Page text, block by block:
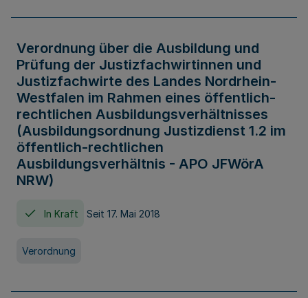
Verordnung über die Ausbildung und
Prüfung der Justizfachwirtinnen und
Justizfachwirte des Landes Nordrhein-
Westfalen im Rahmen eines öffentlich-
rechtlichen Ausbildungsverhältnisses
(Ausbildungsordnung Justizdienst 1.2 im
öffentlich-rechtlichen
Ausbildungsverhältnis - APO JFWörA
NRW)
In Kraft Seit 17. Mai 2018
Verordnung